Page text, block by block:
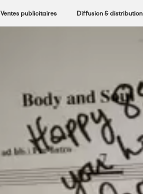
Ventes publicitaires Diffusion & distribution